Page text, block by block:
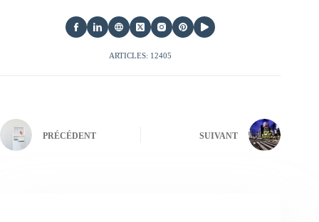
ARTICLES: 12405
PRÉCÉDENT SUIVANT